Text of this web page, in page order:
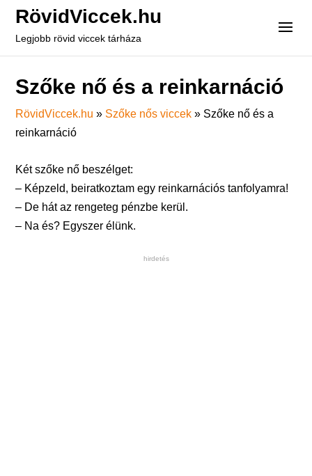
RövidViccek.hu
Legjobb rövid viccek tárháza
Szőke nő és a reinkarnáció
RövidViccek.hu » Szőke nős viccek » Szőke nő és a
reinkarnáció
Két szőke nő beszélget:
– Képzeld, beiratkoztam egy reinkarnációs tanfolyamra!
– De hát az rengeteg pénzbe kerül.
– Na és? Egyszer élünk.
hirdetés